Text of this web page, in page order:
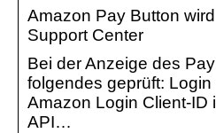
Amazon Pay Button
Support Center
Bei der Anzeige des
folgendes geprüft:
Amazon Login Client-ID
API…